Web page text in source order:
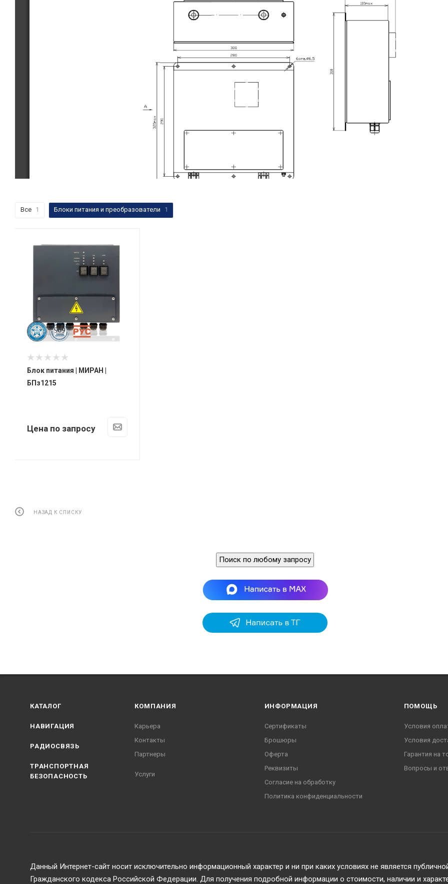
© ООО
Сертификаты
Все 1 Блоки питания и преобразователи 1
Блок питания | МИРАН |
БПз1215
Цена по запросу
НАЗАД К СПИСКУ
Поиск по любому запросу
КАТАЛОГ
НАВИГАЦИЯ
РАДИОСВЯЗЬ
ТРАНСПОРТНАЯ
БЕЗОПАСНОСТЬ
КОМПАНИЯ
Карьера
Контакты
Партнеры
Услуги
ИНФОРМАЦИЯ
Сертификаты
Брошюры
Оферта
Реквизиты
Согласие на обработку
Политика конфиденциальности
ПОМОЩЬ
Условия
Условия
Гарантия на
Вопросы и
Данный Интернет-сайт носит исключительно информационный характер и ни при каких условиях не является
Гражданского кодекса Российской Федерации. Для получения подробной информации о стоимости, наличии и